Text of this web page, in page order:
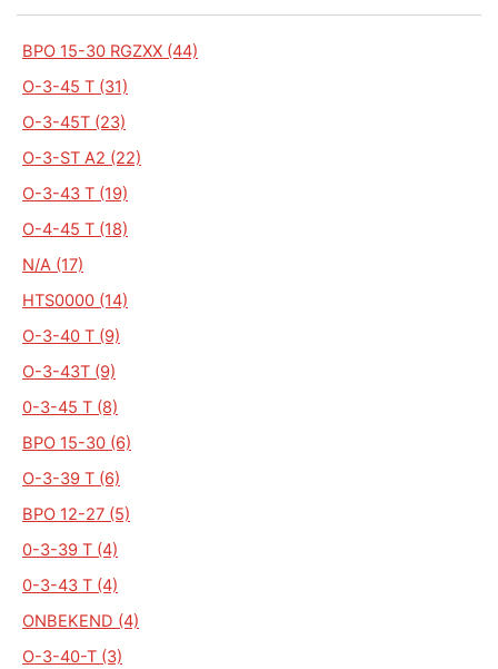
BPO 15-30 RGZXX (44)
O-3-45 T (31)
O-3-45T (23)
O-3-ST A2 (22)
O-3-43 T (19)
O-4-45 T (18)
N/A (17)
HTS0000 (14)
O-3-40 T (9)
O-3-43T (9)
0-3-45 T (8)
BPO 15-30 (6)
O-3-39 T (6)
BPO 12-27 (5)
0-3-39 T (4)
0-3-43 T (4)
ONBEKEND (4)
O-3-40-T (3)